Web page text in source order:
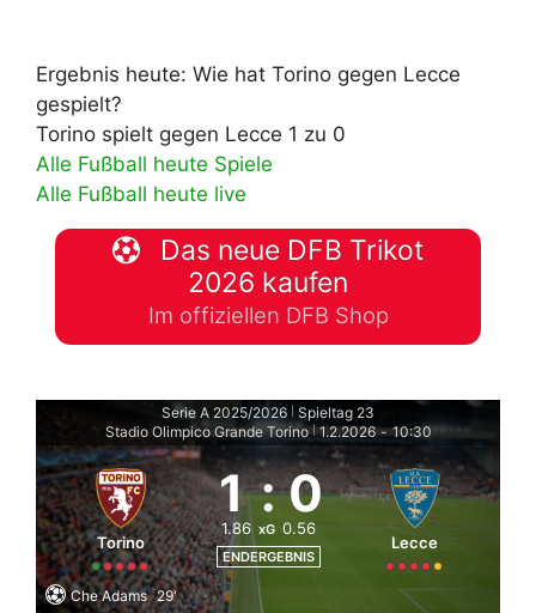
Ergebnis heute: Wie hat Torino gegen Lecce
gespielt?
Torino spielt gegen Lecce 1 zu 0
Alle Fußball heute Spiele
Alle Fußball heute live
Das neue DFB Trikot
2026 kaufen
Im offiziellen DFB Shop
Serie A 2025/2026 Spieltag 23
Stadio Olimpico Grande Torino | 1.2.2026 - 10:30
Torino
1 :0
1.86 xG 0.56
ENDERGEBNIS
Lecce
Che Adams 29'